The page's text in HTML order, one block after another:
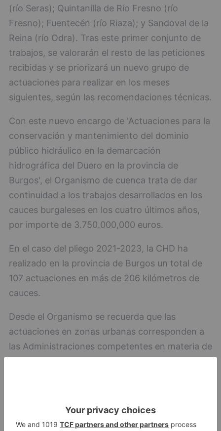
(río Seras); Quintanilla de Río Fresno (río
Fresno); Fuentecén (río Riaza); y Sandoval de la
Reina (río Odra). Tras este primer conjunto de
trabajos, se valorarán el resto de las peticiones
recibidas y se priorizará un nuevo grupo de
actuaciones para realizar en los meses
siguientes, según las recomendaciones técnicas.
Con este nuevo encargo de 'Actuaciones para la
conservación y mantenimiento del dominio
público hidráulico en la demarcación
hidrográfica del Duero en la provincia de
Burgos', el Organismo de cuenca trata de dar
continuidad a los trabajos desarrollados en los
cauces burgaleses en los cuatro últimos años,
por importe de 3.750.000,000 euros.
En el caso del pliego 2021-2023, la CHD ha
realizado en la provincia de Burgos un total de
107 actuaciones en más de 206 kilómetros de
cauces.
Desde el Organismo se recuerda que las
actuaciones en zonas urbanas corresponden a
las Administraciones competentes en materia de
establece el artículo 28.4 de la Ley 10/2001, de 5
de julio, del Plan Hidrológico Nacional. Lo mismo